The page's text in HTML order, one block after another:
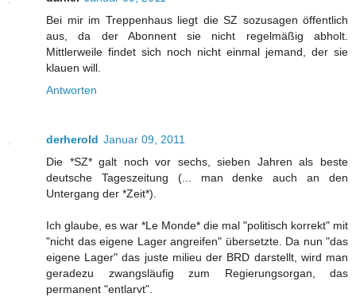
Bei mir im Treppenhaus liegt die SZ sozusagen öffentlich
aus, da der Abonnent sie nicht regelmäßig abholt.
Mittlerweile findet sich noch nicht einmal jemand, der sie
klauen will.
Antworten
derherold Januar 09, 2011
Die *SZ* galt noch vor sechs, sieben Jahren als beste
deutsche Tageszeitung (... man denke auch an den
Untergang der *Zeit*).
Ich glaube, es war *Le Monde* die mal "politisch korrekt" mit
"nicht das eigene Lager angreifen" übersetzte. Da nun "das
eigene Lager" das juste milieu der BRD darstellt, wird man
geradezu zwangsläufig zum Regierungsorgan, das
permanent "entlarvt".